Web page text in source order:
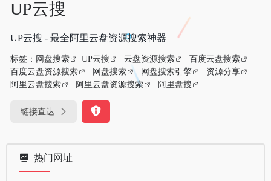
UP云搜
UP云搜 - 最全阿里云盘资源搜索神器
标签： 网盘搜索 UP云搜 云盘资源搜索
百度云盘搜索
百度云盘资源搜索
网盘搜索 网盘搜索引擎
资源分享
阿里云盘搜索
阿里云盘资源搜索 阿里盘搜
链接直达
热门网址